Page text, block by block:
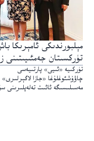
مېلبورندىكى ئامېرىكا
تۈركسىتان جەمئىيىتىنى
تۈركىيە «ئىيى» پارتىيەسى
چاۋۇشئوغلۇغا «جازا لاگېرلىرى»
مەسىلىسىگە ئائىت تەلەپلىرىنى